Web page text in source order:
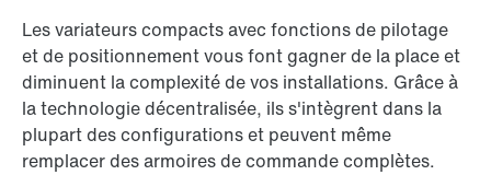
Les variateurs compacts avec fonctions de pilotage
et de positionnement vous font gagner de la place et
diminuent la complexité de vos installations. Grâce à
la technologie décentralisée, ils s'intègrent dans la
plupart des configurations et peuvent même
remplacer des armoires de commande complètes.